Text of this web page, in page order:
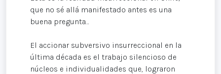
que no sé allá manifestado antes es una
buena pregunta…
El accionar subversivo insurreccional en la
última década es el trabajo silencioso de
núcleos e individualidades que, lograron